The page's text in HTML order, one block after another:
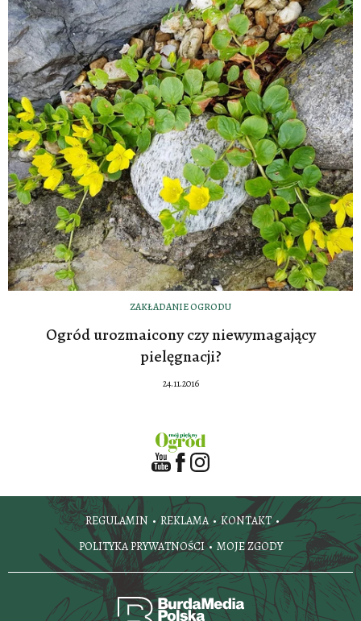
ZAKŁADANIE OGRODU
Ogród urozmaicony czy niewymagający
pielęgnacji?
24.11.2016
REGULAMIN REKLAMA
KONTAKT
POLITYKA PRYWATNOŚCI
MOJE ZGODY